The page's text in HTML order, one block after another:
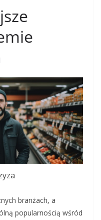
branżach, a
popularnością wśród